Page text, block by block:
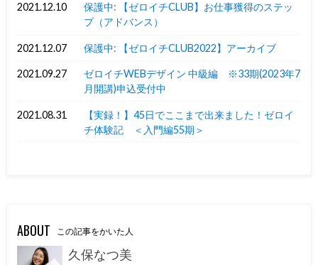
2021.12.10
保護中: 【ゼロイチCLUB】お仕事獲得のステッ
プ（アドバンス）
2021.12.07 保護中: 【ゼロイチCLUB2022】アーカイブ
2021.09.27
ゼロイチWEBデザイン 中級編 ※33期(2023年7
月開講)申込受付中
2021.08.31
【実録！】45日でここまで出来ました！ゼロイ
チ体験記 ＜入門編55期＞
ABOUT この記事をかいた人
久保なつ美